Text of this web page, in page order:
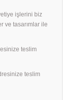
işlerini biz
ve tasarımlar ile
teslim
teslim